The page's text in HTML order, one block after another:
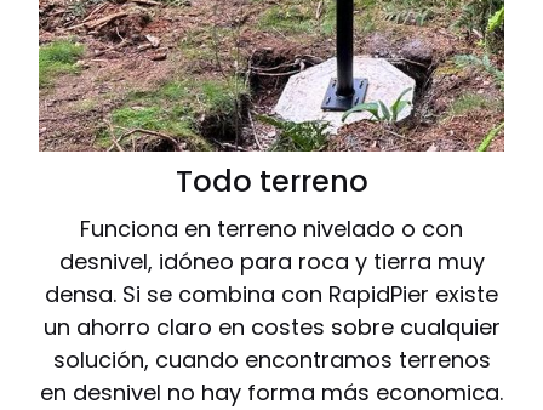
Todo terreno
Funciona en terreno nivelado o con
desnivel, idóneo para roca y tierra muy
densa. Si se combina con RapidPier existe
un ahorro claro en costes sobre cualquier
solución, cuando encontramos terrenos
en desnivel no hay forma más economica.